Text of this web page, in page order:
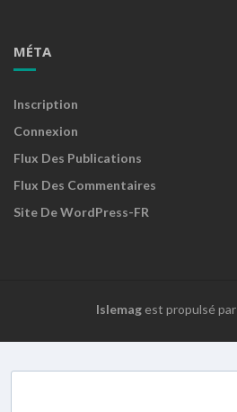
MÉTA
Inscription
Connexion
Flux Des Publications
Flux Des Commentaires
Site De WordPress-FR
Islemagest propulsé par